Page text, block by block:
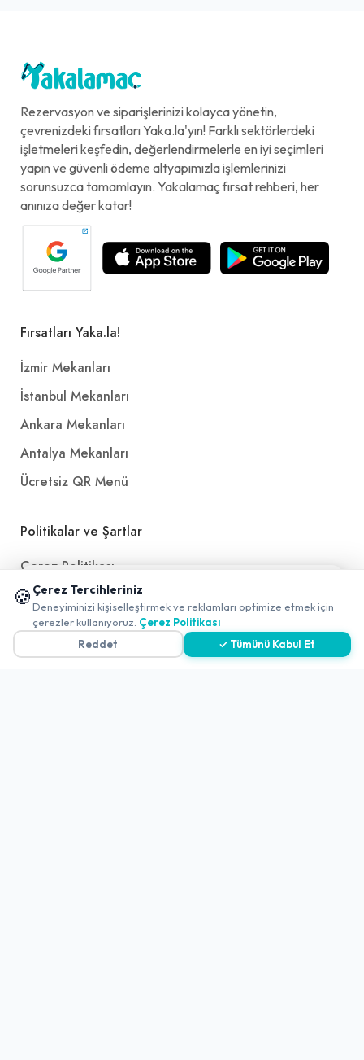
Rezervasyon ve siparişlerinizi kolayca yönetin,
çevrenizdeki fırsatları Yaka.la'yın! Farklı sektörlerdeki
işletmeleri keşfedin, değerlendirmelerle en iyi seçimleri
yapın ve güvenli ödeme altyapımızla işlemlerinizi
sorunsuzca tamamlayın. Yakalamaç fırsat rehberi, her
anınıza değer katar!
Fırsatları Yaka.la!
İzmir Mekanları
İstanbul Mekanları
Ankara Mekanları
Antalya Mekanları
Ücretsiz QR Menü
Politikalar ve Şartlar
Çerez Politikası
Gizlilik Politikası
Teslimat, İptal ve İade Politikası
Kullanım Koşulları ve Hizmet Politikası
🍪 Çerez Tercihleriniz
Deneyiminizi kişiselleştirmek ve reklamları optimize etmek için
çerezler kullanıyoruz. Çerez Politikası
Reddet
✓ Tümünü Kabul Et
📱 Mobil uygulamamızı keşfedin!
✖